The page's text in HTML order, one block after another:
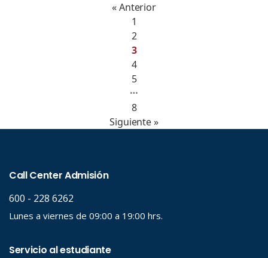
« Anterior
1
2
3
4
5
…
8
Siguiente »